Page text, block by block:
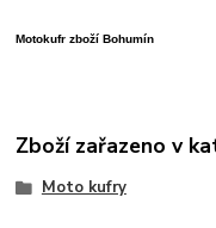
Motokufr zboží Bohumín
Zboží zařazeno v
Moto kufry